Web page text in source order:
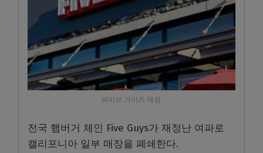
파이브 가이즈 매장.
전국 햄버거 체인 Five Guys가 재정난 여파로
캘리포니아 일부 매장을 폐쇄한다.